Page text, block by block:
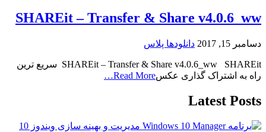
SHAREit – Transfer & Share v4.0.6_ww
دسامبر 15, 2017 دانلودها پلاس
SHAREit – Transfer & Share v4.0.6_ww SHAREit سریع ترین
راه به اشتراک گذاری عکسRead More…
Latest Posts